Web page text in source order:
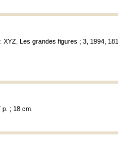
XYZ, Les grandes figures ; 3, 1994,
; 18 cm.